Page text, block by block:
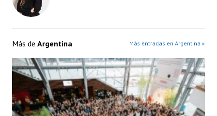
Más de Argentina Más entradas en Argentina »